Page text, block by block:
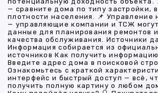
— сравните дома по типу застройки,
плотности населения. 📌 Управление
— управляющие компании и ТСЖ
данные для планирования ремонтов
качества обслуживания. Источники
Информация собирается из
источников Как получить
Введите адрес дома в поисковой
Ознакомьтесь с краткой
интерфейс и быстрый доступ — всё,
получить полную картину о любом